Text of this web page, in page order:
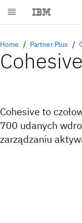
Home Partner Plus
Cohesive
Cohesive to
700 udanych
zarządzaniu